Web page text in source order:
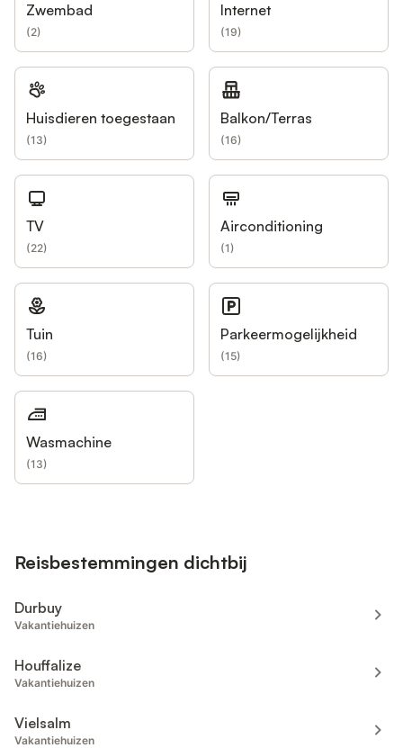
Zwembad
(2)
Internet
(19)
Huisdieren toegestaan
(13)
Balkon/Terras
(16)
TV
(22)
Airconditioning
(1)
Tuin
(16)
Parkeermogelijkheid
(15)
Wasmachine
(13)
Reisbestemmingen dichtbij
Durbuy
Vakantiehuizen
Houffalize
Vakantiehuizen
Vielsalm
Vakantiehuizen